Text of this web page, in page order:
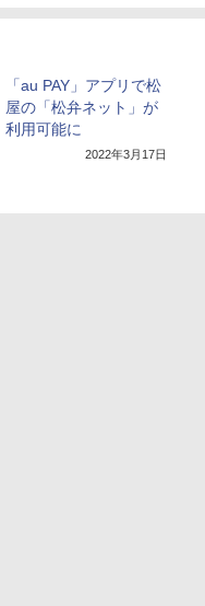
「au PAY」アプリで松
屋の「松弁ネット」が
利用可能に
2022年3月17日